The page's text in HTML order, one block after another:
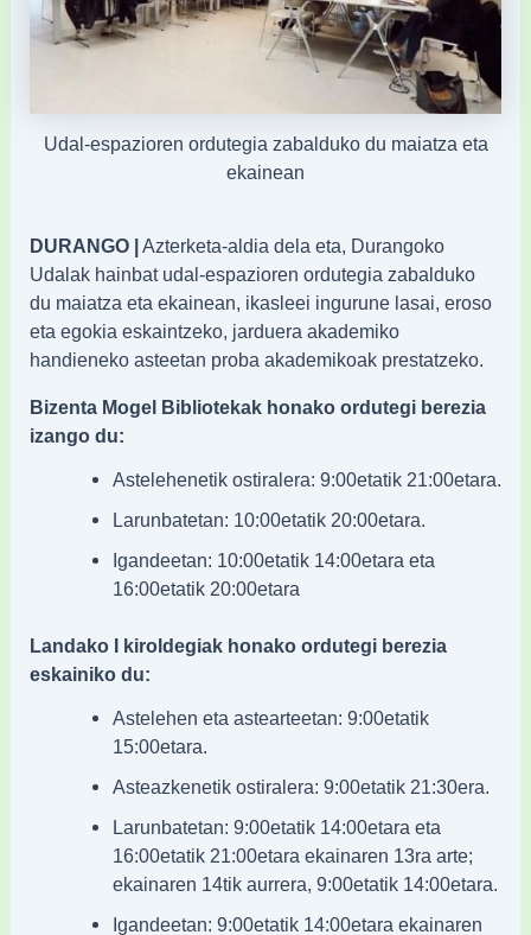
Udal-espazioren ordutegia zabalduko du maiatza eta
ekainean
DURANGO |Azterketa-aldia dela eta, Durangoko
Udalak hainbat udal-espazioren ordutegia zabalduko
du maiatza eta ekainean, ikasleei ingurune lasai, eroso
eta egokia eskaintzeko, jarduera akademiko
handieneko asteetan proba akademikoak prestatzeko.
Bizenta Mogel Bibliotekak honako ordutegi berezia
izango du:
Astelehenetik ostiralera: 9:00etatik 21:00etara.
Larunbatetan: 10:00etatik 20:00etara.
Igandeetan: 10:00etatik 14:00etara eta
16:00etatik 20:00etara
Landako I kiroldegiak honako ordutegi berezia
eskainiko du:
Astelehen eta astearteetan: 9:00etatik
15:00etara.
Asteazkenetik ostiralera: 9:00etatik 21:30era.
Larunbatetan: 9:00etatik 14:00etara eta
16:00etatik 21:00etara ekainaren 13ra arte;
ekainaren 14tik aurrera, 9:00etatik 14:00etara.
Igandeetan: 9:00etatik 14:00etara ekainaren